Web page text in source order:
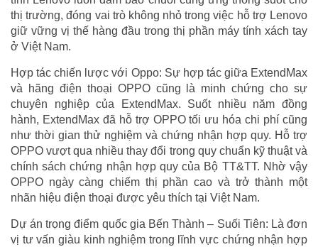
thị trường, đóng vai trò không nhỏ trong việc hỗ trợ Lenovo
giữ vững vị thế hàng đầu trong thị phần máy tính xách tay
ở Việt Nam.
Hợp tác chiến lược với Oppo: Sự hợp tác giữa ExtendMax
và hãng điện thoại OPPO cũng là minh chứng cho sự
chuyên nghiệp của ExtendMax. Suốt nhiều năm đồng
hành, ExtendMax đã hỗ trợ OPPO tối ưu hóa chi phí cũng
như thời gian thử nghiệm và chứng nhận hợp quy. Hỗ trợ
OPPO vượt qua nhiều thay đổi trong quy chuẩn kỹ thuật và
chính sách chứng nhận hợp quy của Bộ TT&TT. Nhờ vậy
OPPO ngày càng chiếm thị phần cao và trở thành một
nhãn hiệu điện thoại được yêu thích tại Việt Nam.
Dự án trọng điểm quốc gia Bến Thành – Suối Tiên: Là đơn
vị tư vấn giàu kinh nghiệm trong lĩnh vực chứng nhận hợp